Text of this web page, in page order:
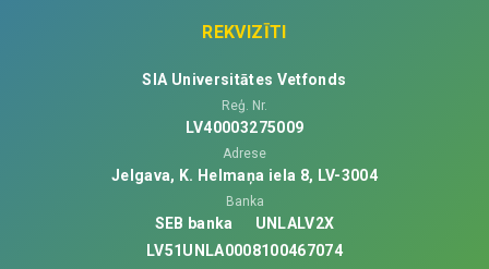
REKVIZĪTI
SIA Universitātes Vetfonds
Reģ. Nr.
LV40003275009
Adrese
Jelgava, K. Helmaņa iela 8, LV-3004
Banka
SEB banka
UNLALV2X
LV51UNLA0008100467074